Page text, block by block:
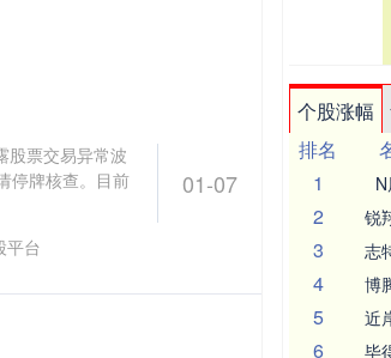
01-07
股票交易异常波
停牌核查。目前
平台
个股涨幅
排名
1
2 锐
3 志
4 博
5 近
6 毕